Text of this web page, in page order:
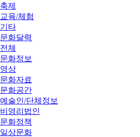
축제
교육/체험
기타
문화달력
전체
문화정보
영상
문화자료
문화공간
예술인/단체정보
비영리법인
문화정책
일상문화